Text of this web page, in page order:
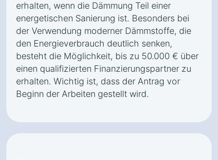
erhalten, wenn die Dämmung Teil einer
energetischen Sanierung ist. Besonders bei
der Verwendung moderner Dämmstoffe, die
den Energieverbrauch deutlich senken,
besteht die Möglichkeit, bis zu 50.000 € über
einen qualifizierten Finanzierungspartner zu
erhalten. Wichtig ist, dass der Antrag vor
Beginn der Arbeiten gestellt wird.